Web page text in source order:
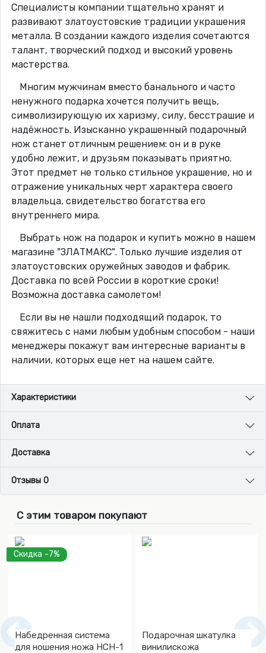
Специалисты компании тщательно хранят и
развивают златоустовские традиции украшения
металла. В создании каждого изделия сочетаются
талант, творческий подход и высокий уровень
мастерства.
Многим мужчинам вместо банального и часто
ненужного подарка хочется получить вещь,
символизирующую их харизму, силу, бесстрашие и
надёжность. Изысканно украшенный подарочный
нож станет отличным решением: он и в руке
удобно лежит, и друзьям показывать приятно.
Этот предмет не только стильное украшение, но и
отражение уникальных черт характера своего
владельца, свидетельство богатства его
внутреннего мира.
Выбрать нож на подарок и купить можно в нашем
магазине "ЗЛАТМАКС". Только лучшие изделия от
златоустовских оружейных заводов и фабрик.
Доставка по всей России в короткие сроки!
Возможна доставка самолетом!
Если вы не нашли подходящий подарок, то
свяжитесь с нами любым удобным способом - наши
менеджеры покажут вам интересные варианты в
наличии, которых еще нет на нашем сайте.
Характеристики
Оплата
Доставка
Отзывы 0
С этим товаром покупают
Скидка -7%
Набедренная система
для ношения ножа НСН-1
Подарочная шкатулка
винилискожа